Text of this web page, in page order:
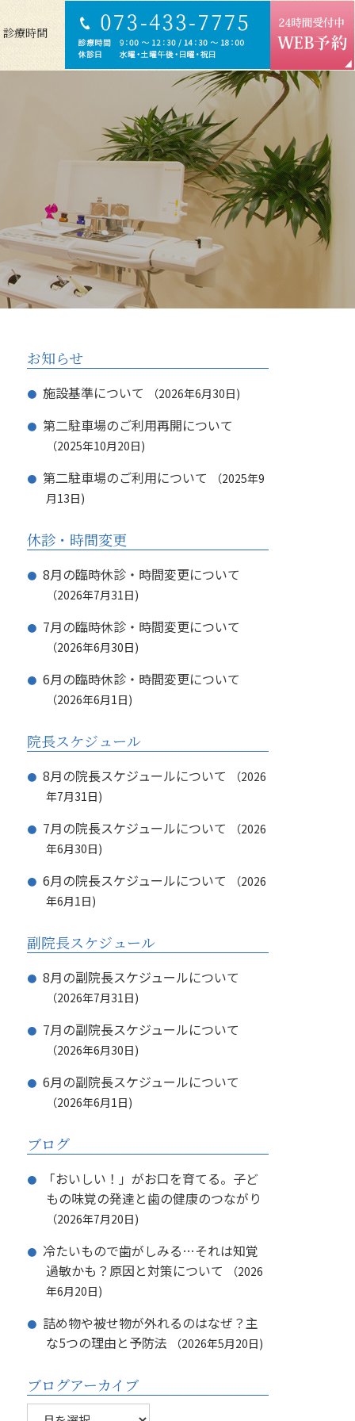
診療時間
お知らせ
施設基準について 2026年6月30日
第二駐車場のご利用再開について
2025年10月20日
第二駐車場のご利用について
2025年9
月13日
休診・時間変更
8月の臨時休診・時間変更について
2026年7月31日
7月の臨時休診・時間変更について
2026年6月30日
6月の臨時休診・時間変更について
2026年6月1日
院長スケジュール
8月の院長スケジュールについて
2026
年7月31日
7月の院長スケジュールについて
2026
年6月30日
6月の院長スケジュールについて
2026
年6月1日
副院長スケジュール
8月の副院長スケジュールについて
2026年7月31日
7月の副院長スケジュールについて
2026年6月30日
6月の副院長スケジュールについて
2026年6月1日
ブログ
「おいしい！」がお口を育てる。子ど
もの味覚の発達と歯の健康のつながり
2026年7月20日
冷たいもので歯がしみる…それは知覚
過敏かも？原因と対策について
2026
年6月20日
詰め物や被せ物が外れるのはなぜ？主
な5つの理由と予防法
2026年5月20日
ブログアーカイブ